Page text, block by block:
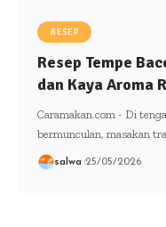
RESEP
Resep Tempe
dan Kaya Aroma
Caramakan.com - Di
bermunculan, masakan
salwa 25/05/2026